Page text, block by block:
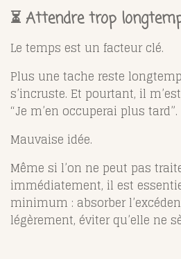
⏳ Attendre trop
Le temps est un facteur clé.
Plus une tache reste
s’incruste. Et pourtant, il
“Je m’en occuperai plus tard”.
Mauvaise idée.
Même si l’on ne peut pas
immédiatement, il est
minimum : absorber
légèrement, éviter qu’elle ne